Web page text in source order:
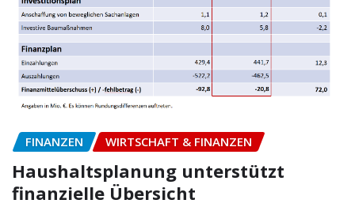
FINANZEN WIRTSCHAFT & FINANZEN
Haushaltsplanung unterstützt
finanzielle Übersicht